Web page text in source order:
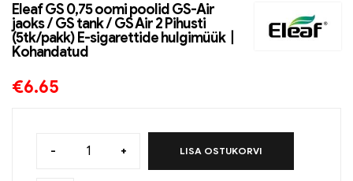
Eleaf GS 0,75 oomi poolid GS-Air
jaoks / GS tank / GS Air 2 Pihusti
(5tk/pakk) E-sigarettide hulgimüük丨
Kohandatud
€6.65
- + LISA OSTUKORVI